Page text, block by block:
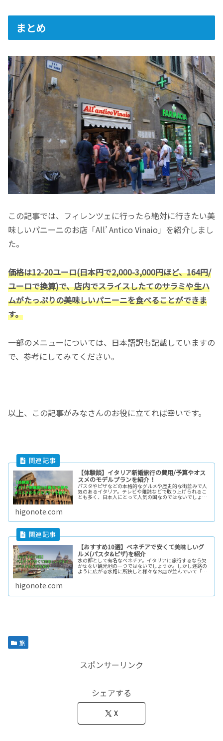
まとめ
この記事では、フィレンツェに行ったら絶対に行きたい美
味しいパニーニのお店「All’ Antico Vinaio」を紹介しまし
た。
価格は12-20ユーロ(日本円で2,000-3,000円ほど、164円/
ユーロで換算)で、店内でスライスしたてのサラミや生ハ
ムがたっぷりの美味しいパニーニを食べることができま
す。
一部のメニューについては、日本語訳も記載していますの
で、参考にしてみてください。
以上、この記事がみなさんのお役に立てれば幸いです。
【体験談】イタリア新婚旅行の費用/予算やオス
スメのモデルプランを紹介！
パスタやピザなどの本格的なグルメや歴史的な街並みで人
気のあるイタリア。テレビや雑誌などで取り上げられるこ
とも多く、日本人にとって人気の国なのではないでしょう
higonote.com
【おすすめ10選】ベネチアで安くて美味しいグ
ルメ(パスタ&ピザ)を紹介
水の都として有名なベネチア。イタリアに旅行するなら欠
かせない観光地の一つではないでしょうか。しかし迷路の
ように広がる水路に所狭しと様々なお店が並んでいて「ど
こでご飯を食べよう？」と迷っている方も多いと思いま
higonote.com
旅
スポンサーリンク
シェアする
X